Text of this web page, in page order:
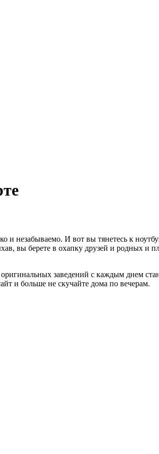
и незабываемо. И вот вы тянетесь к
вы берете в охапку друзей и
заведений с каждым днем
и больше не скучайте дома по вечерам.